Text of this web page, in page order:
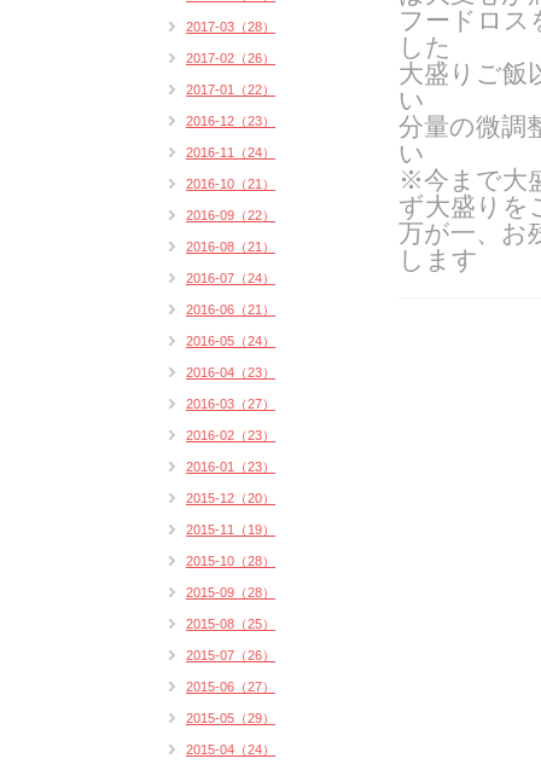
フードロス
した
大盛りご飯
い
分量の微調
い
※今まで大
ず大盛りを
万が一、お
します
2017-03（28）
2017-02（26）
2017-01（22）
2016-12（23）
2016-11（24）
2016-10（21）
2016-09（22）
2016-08（21）
2016-07（24）
2016-06（21）
2016-05（24）
2016-04（23）
2016-03（27）
2016-02（23）
2016-01（23）
2015-12（20）
2015-11（19）
2015-10（28）
2015-09（28）
2015-08（25）
2015-07（26）
2015-06（27）
2015-05（29）
2015-04（24）